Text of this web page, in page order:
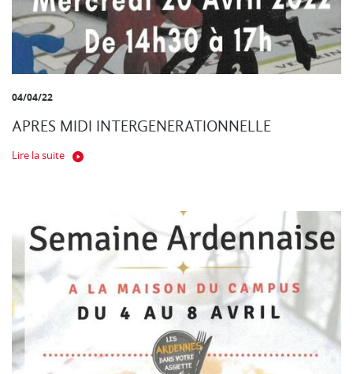
04/04/22
APRES MIDI INTERGENERATIONNELLE
Lire la suite